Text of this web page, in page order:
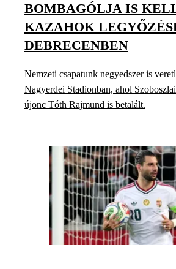
BOMBAGÓLJA IS
KAZAHOK
DEBRECENBEN
Nemzeti csapatunk negyedszer is
Nagyerdei Stadionban, ahol
újonc Tóth Rajmund is betalált.